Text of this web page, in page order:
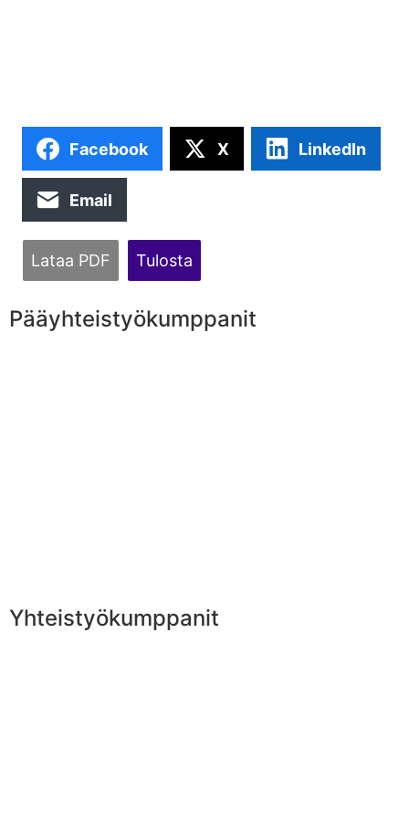
Facebook X LinkedIn
Email
Lataa PDF Tulosta
Pääyhteistyökumppanit
Yhteistyökumppanit